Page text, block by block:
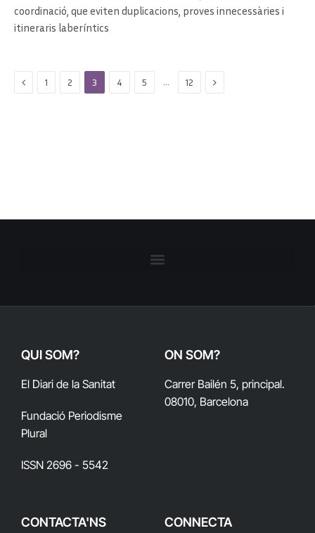
coordinació, que eviten duplicacions, proves innecessàries i
itineraris laberíntics
Previous
1 2 3 4 5 12 Next
QUI SOM?
El Diari de la Sanitat
Fundació Periodisme
Plural
ISSN 2696 - 5542
ON SOM?
Carrer Bailén 5, principal.
08010, Barcelona
CONTACTA'NS CONNECTA